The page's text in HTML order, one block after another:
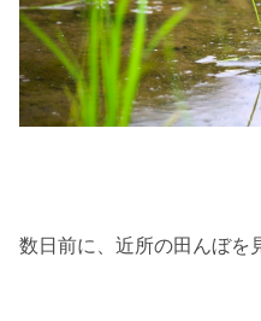
数日前に、近所の田んぼを